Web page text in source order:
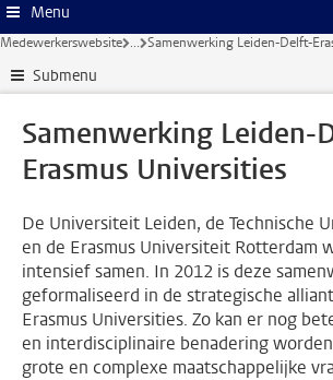
Menu
Medewerkerswebsite ... Samenwerking Leiden-Delft-
Submenu
Samenwerking Leiden-
Erasmus Universities
De Universiteit Leiden, de Technische
en de Erasmus Universiteit Rotterdam
intensief samen. In 2012 is deze
geformaliseerd in de strategische
Erasmus Universities. Zo kan er nog
en interdisciplinaire benadering
grote en complexe maatschappelijke